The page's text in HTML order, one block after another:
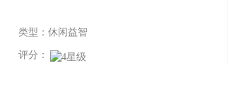
类型：休闲益智
评分：